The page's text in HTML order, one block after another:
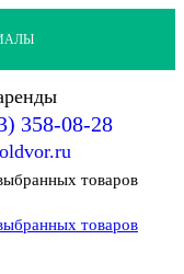
358-08-28
товаров
товаров